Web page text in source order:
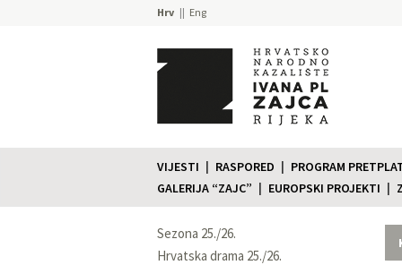
Hrv Eng
VIJESTI RASPORED PROGRAM
GALERIJA “ZAJC”
EUROPSKI PROJEKTI
Sezona 25./26.
Hrvatska drama 25./26.